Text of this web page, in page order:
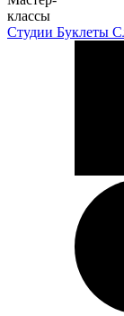
классы
Студии Буклеты